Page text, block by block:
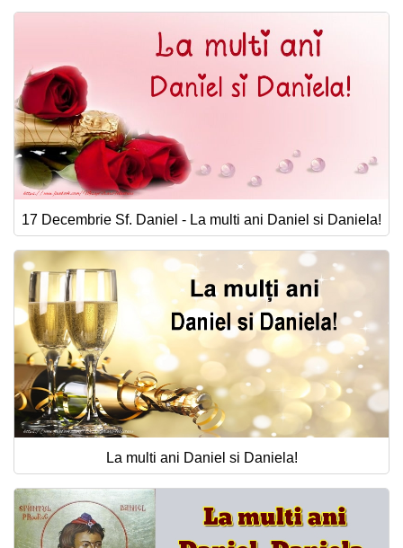
17 Decembrie Sf. Daniel - La multi ani Daniel si Daniela!
La multi ani Daniel si Daniela!